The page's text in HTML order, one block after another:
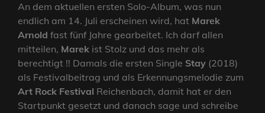
An dem aktuellen ersten Solo-Album, was nun
endlich am 14. Juli erscheinen wird, hat Marek
Arnold fast fünf Jahre gearbeitet. Ich darf allen
mitteilen, Marek ist Stolz und das mehr als
berechtigt !! Damals die ersten Single Stay (2018)
als Festivalbeitrag und als Erkennungsmelodie zum
Art Rock Festival Reichenbach, damit hat er den
Startpunkt gesetzt und danach sage und schreibe